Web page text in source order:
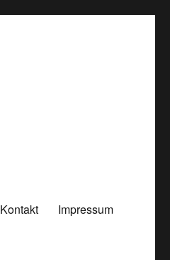
Kontakt Impressum